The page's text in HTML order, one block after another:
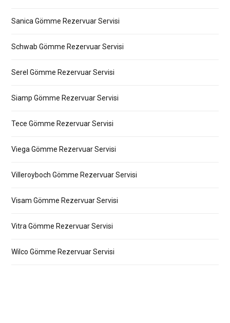
Sanica Gömme Rezervuar Servisi
Schwab Gömme Rezervuar Servisi
Serel Gömme Rezervuar Servisi
Siamp Gömme Rezervuar Servisi
Tece Gömme Rezervuar Servisi
Viega Gömme Rezervuar Servisi
Villeroyboch Gömme Rezervuar Servisi
Visam Gömme Rezervuar Servisi
Vitra Gömme Rezervuar Servisi
Wilco Gömme Rezervuar Servisi